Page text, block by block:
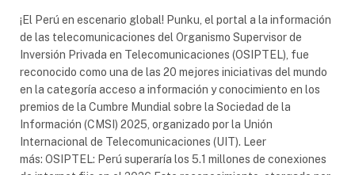
¡El Perú en escenario global! Punku, el portal a la información
de las telecomunicaciones del Organismo Supervisor de
Inversión Privada en Telecomunicaciones (OSIPTEL), fue
reconocido como una de las 20 mejores iniciativas del mundo
en la categoría acceso a información y conocimiento en los
premios de la Cumbre Mundial sobre la Sociedad de la
Información (CMSI) 2025, organizado por la Unión
Internacional de Telecomunicaciones (UIT). Leer
más: OSIPTEL: Perú superaría los 5.1 millones de conexiones